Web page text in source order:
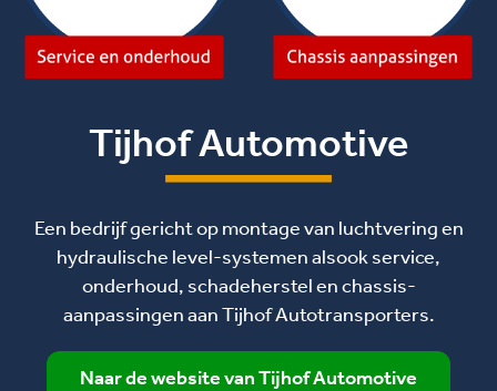
Tijhof Automotive
Een bedrijf gericht op montage van luchtvering en
hydraulische level-systemen alsook service,
onderhoud, schadeherstel en chassis-
aanpassingen aan Tijhof Autotransporters.
Naar de website van Tijhof Automotive